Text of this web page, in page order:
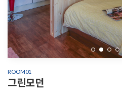
ROOM01
그린모던